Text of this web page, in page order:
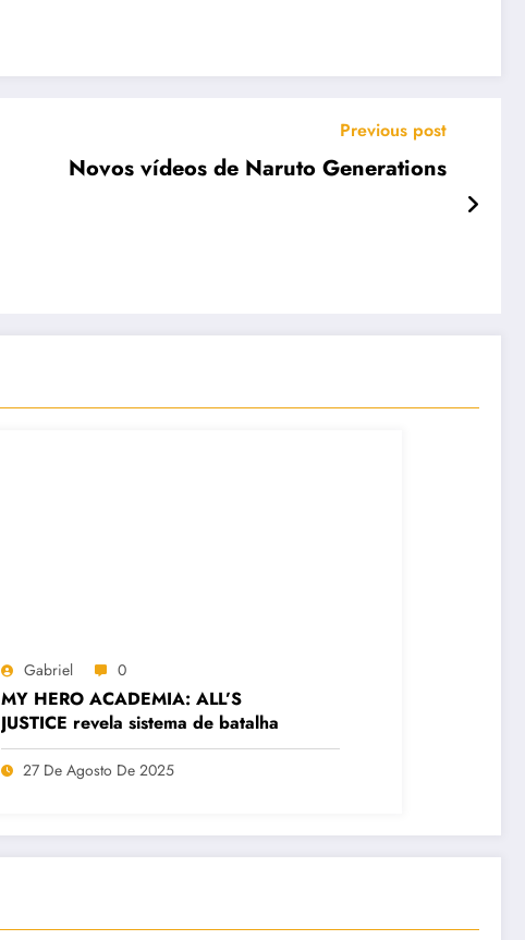
Previous post
Novos vídeos de Naruto Generations
Gabriel 0
MY HERO ACADEMIA: ALL’S
JUSTICE revela sistema de batalha
27 De Agosto De 2025